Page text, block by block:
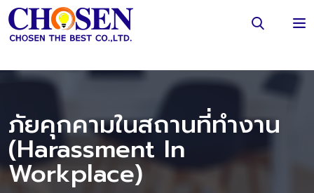
ภัยคุกคามในสถานที่ทำงาน
(Harassment In
Workplace)